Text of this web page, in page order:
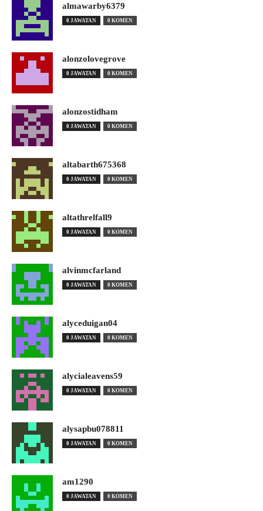
almawarby6379
0 JAWATAN 0 KOMEN
alonzolovegrove
0 JAWATAN 0 KOMEN
alonzostidham
0 JAWATAN 0 KOMEN
altabarth675368
0 JAWATAN 0 KOMEN
altathrelfall9
0 JAWATAN 0 KOMEN
alvinmcfarland
0 JAWATAN 0 KOMEN
alyceduigan04
0 JAWATAN 0 KOMEN
alycialeavens59
0 JAWATAN 0 KOMEN
alysapbu078811
0 JAWATAN 0 KOMEN
am1290
0 JAWATAN 0 KOMEN